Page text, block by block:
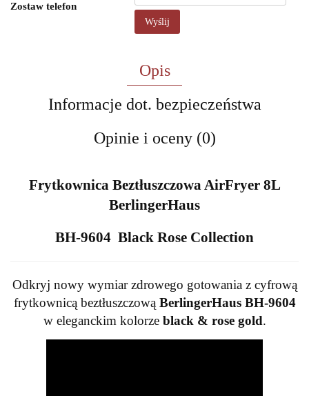
Zostaw telefon
Wyślij
Opis
Informacje dot. bezpieczeństwa
Opinie i oceny (0)
Frytkownica Beztłuszczowa AirFryer 8L
BerlingerHaus
BH-9604 Black Rose Collection
Odkryj nowy wymiar zdrowego gotowania z cyfrową
frytkownicą beztłuszczową BerlingerHaus BH-9604
w eleganckim kolorze black & rose gold.